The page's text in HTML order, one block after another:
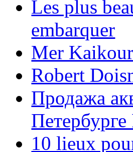
Les plus
embarquer
Mer
Robert
Продажа
Петербурге
10 lieux